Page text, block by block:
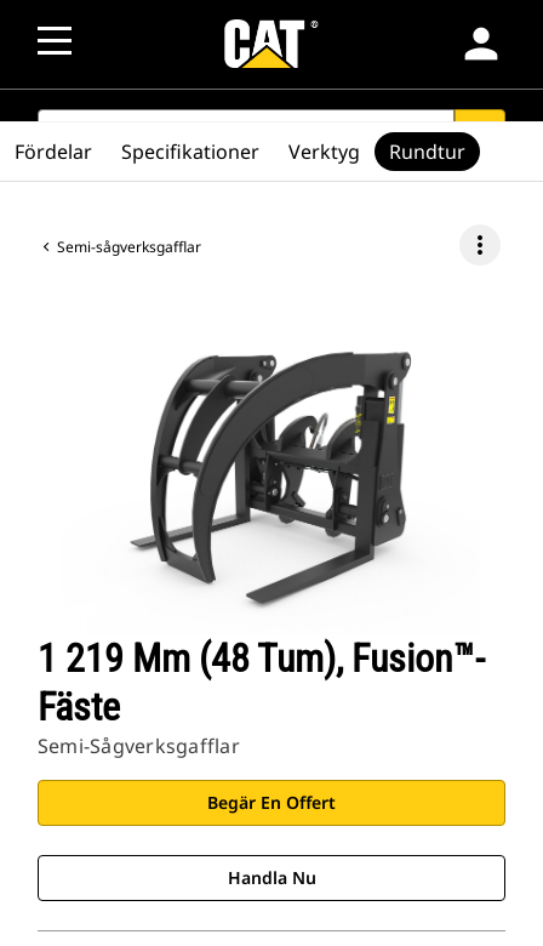
person
SEARCH search
Semi-sågverksgafflar more_vert
1 219 Mm (48 Tum), Fusion™-
Fäste
Semi-Sågverksgafflar
Begär En Offert
Handla Nu
Fördelar Specifikationer Verktyg Rundtur